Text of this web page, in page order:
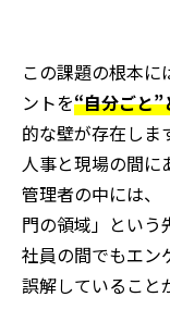
この課題の根本に
ントを“自分ごと”
的な壁が存在しま
人事と現場の間に
管理者の中には、
門の領域」という
社員の間でもエン
誤解していること